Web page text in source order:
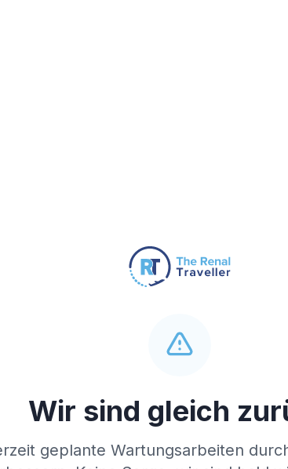
Wir sind gleich
geplante Wartungsarbeiten